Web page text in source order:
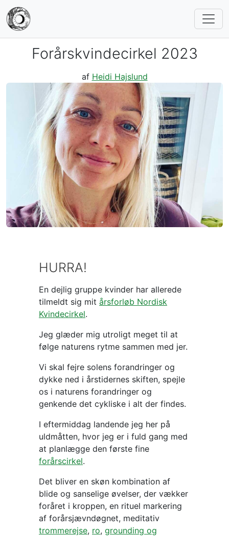
Forårskvindecirkel 2023
af Heidi Hajslund
HURRA!
En dejlig gruppe kvinder har allerede
tilmeldt sig mit årsforløb Nordisk
Kvindecirkel.
Jeg glæder mig utroligt meget til at
følge naturens rytme sammen med jer.
Vi skal fejre solens forandringer og
dykke ned i årstidernes skiften, spejle
os i naturens forandringer og
genkende det cykliske i alt der findes.
I eftermiddag landende jeg her på
uldmåtten, hvor jeg er i fuld gang med
at planlægge den første fine
forårscirkel.
Det bliver en skøn kombination af
blide og sanselige øvelser, der vækker
foråret i kroppen, en rituel markering
af forårsjævndøgnet, meditativ
trommerejse, ro, grounding og